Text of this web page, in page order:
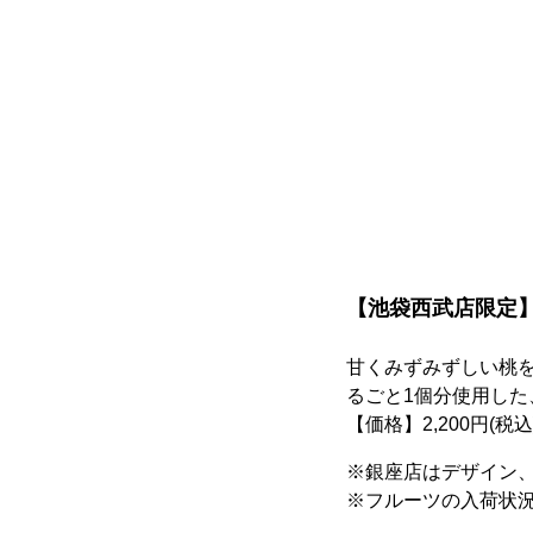
【池袋西武店限
甘くみずみずしい桃
るごと1個分使用し
【価格】2,200円(税
※銀座店はデザイン
※フルーツの入荷状